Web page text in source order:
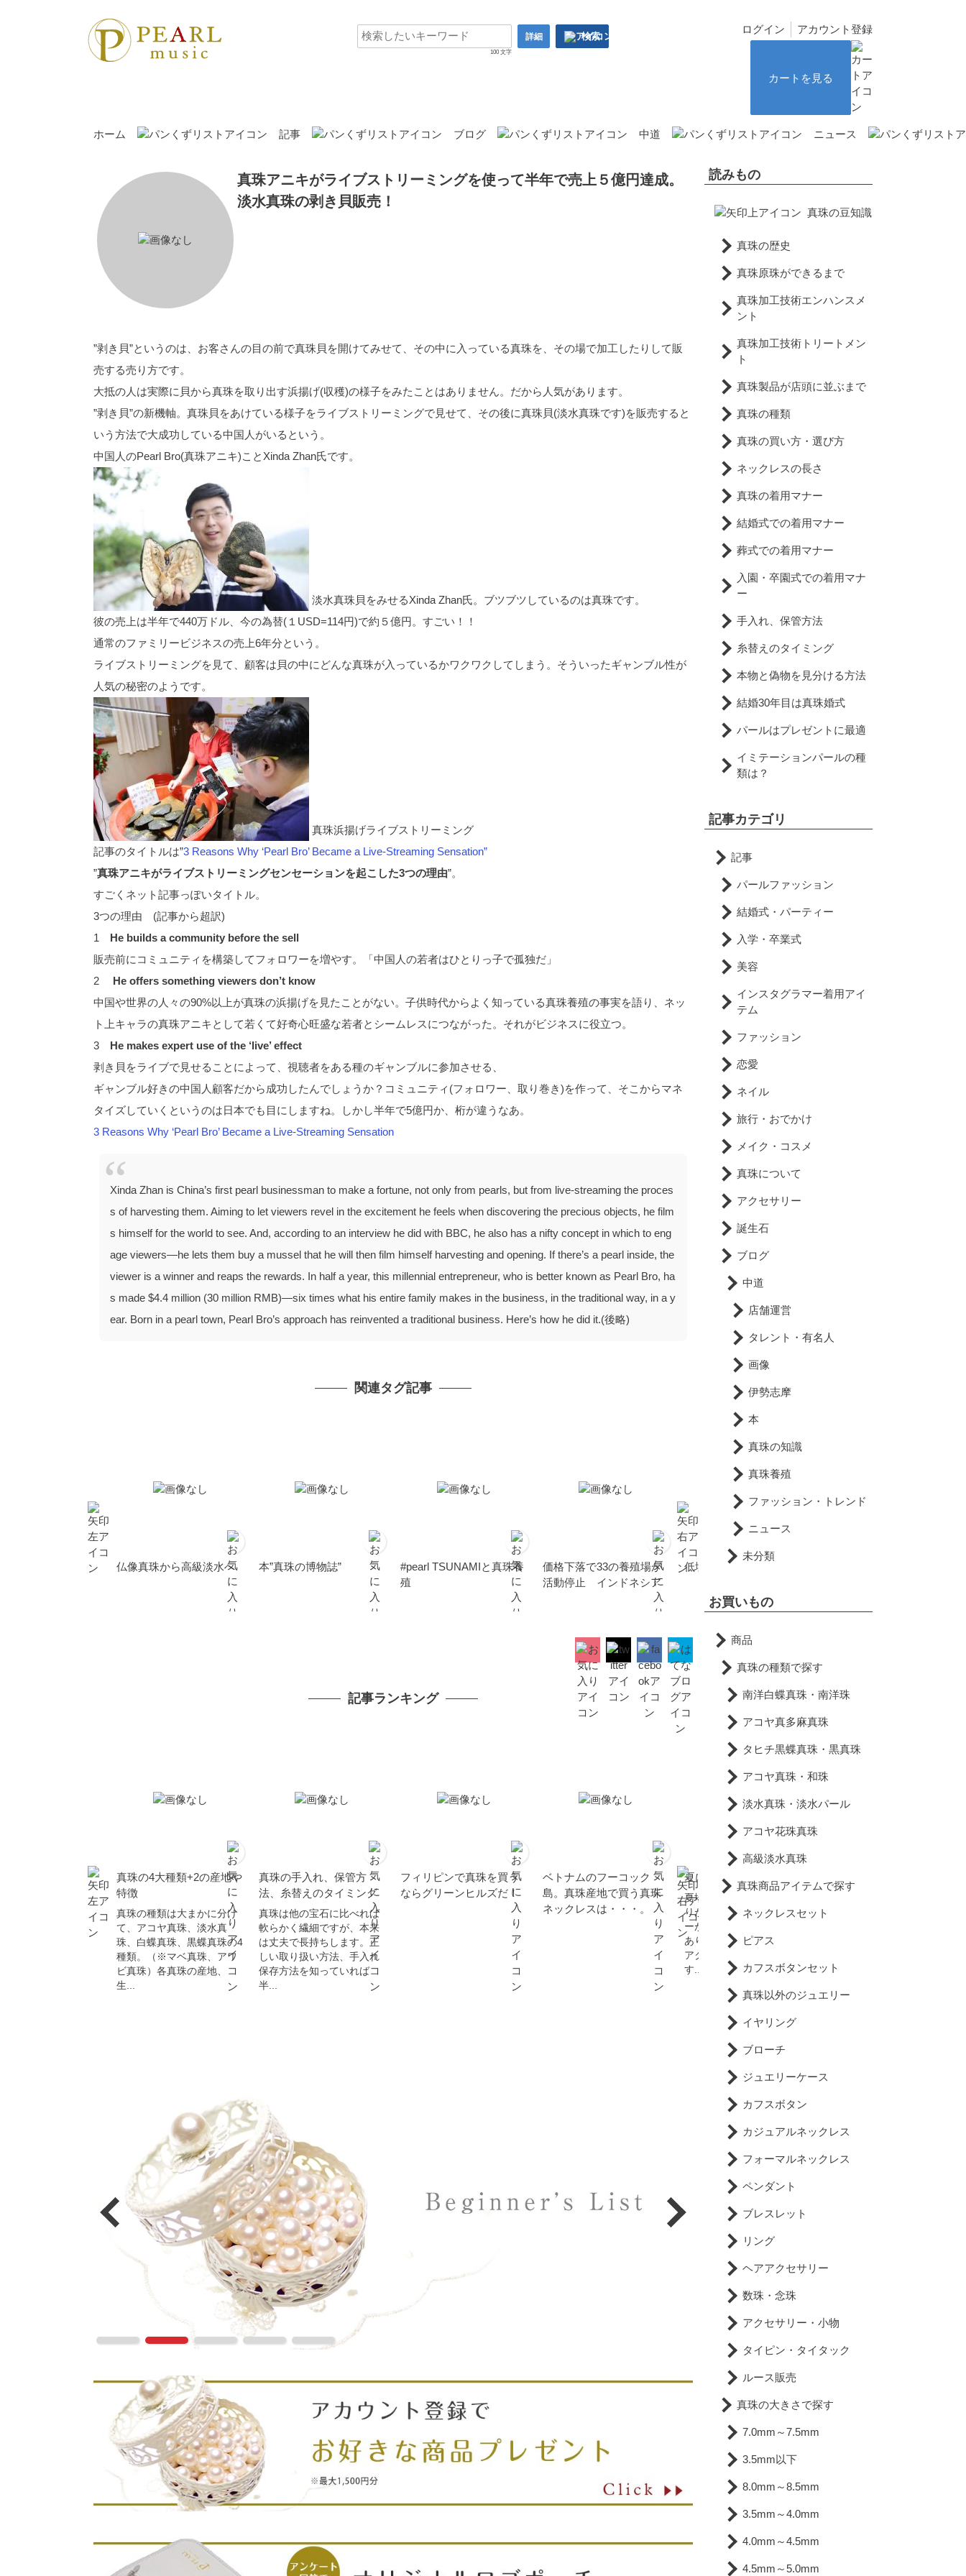
100 文字
詳細 検索
ログイン アカウント登録
カートを見る
ホーム 記事 ブログ 中道 ニュース
真珠アニキがライブストリーミングを使って半年で売上５億円達成。
淡水真珠の剥き貝販売！
”剥き貝”というのは、お客さんの目の前で真珠貝を開けてみせて、その中に入っている真珠を、その場で加工したりして販
売する売り方です。
大抵の人は実際に貝から真珠を取り出す浜揚げ(収穫)の様子をみたことはありません。だから人気があります。
”剥き貝”の新機軸。真珠貝をあけている様子をライブストリーミングで見せて、その後に真珠貝(淡水真珠です)を販売すると
いう方法で大成功している中国人がいるという。
中国人のPearl Bro(真珠アニキ)ことXinda Zhan氏です。
淡水真珠貝をみせるXinda Zhan氏。ブツブツしているのは真珠です。
彼の売上は半年で440万ドル、今の為替(１USD=114円)で約５億円。すごい！！
通常のファミリービジネスの売上6年分という。
ライブストリーミングを見て、顧客は貝の中にどんな真珠が入っているかワクワクしてしまう。そういったギャンブル性が
人気の秘密のようです。
真珠浜揚げライブストリーミング
記事のタイトルは”3 Reasons Why ‘Pearl Bro’ Became a Live-Streaming Sensation”
”真珠アニキがライブストリーミングセンセーションを起こした3つの理由”。
すごくネット記事っぽいタイトル。
3つの理由 (記事から超訳)
1 He builds a community before the sell
販売前にコミュニティを構築してフォロワーを増やす。「中国人の若者はひとりっ子で孤独だ」
2
He offers something viewers don’t know
中国や世界の人々の90%以上が真珠の浜揚げを見たことがない。子供時代からよく知っている真珠養殖の事実を語り、ネッ
ト上キャラの真珠アニキとして若くて好奇心旺盛な若者とシームレスにつながった。それがビジネスに役立つ。
3 He makes expert use of the ‘live’ effect
剥き貝をライブで見せることによって、視聴者をある種のギャンブルに参加させる、
ギャンブル好きの中国人顧客だから成功したんでしょうか？コミュニティ(フォロワー、取り巻き)を作って、そこからマネ
タイズしていくというのは日本でも目にしますね。しかし半年で5億円か、桁が違うなあ。
3 Reasons Why ‘Pearl Bro’ Became a Live-Streaming Sensation
Xinda Zhan is China’s first pearl businessman to make a fortune, not only from pearls, but from live-streaming the proces
s of harvesting them. Aiming to let viewers revel in the excitement he feels when discovering the precious objects, he film
s himself for the world to see. And, according to an interview he did with BBC, he also has a nifty concept in which to eng
age viewers—he lets them buy a mussel that he will then film himself harvesting and opening. If there’s a pearl inside, the
viewer is a winner and reaps the rewards. In half a year, this millennial entrepreneur, who is better known as Pearl Bro, ha
s made $4.4 million (30 million RMB)—six times what his entire family makes in the business, in the traditional way, in a y
ear. Born in a pearl town, Pearl Bro’s approach has reinvented a traditional business. Here’s how he did it.(後略)
関連タグ記事
仏像真珠から高級淡水へ 本”真珠の博物誌”
#pearl TSUNAMIと真珠養
殖
価格下落で33の養殖場が
活動停止 インドネシア
低塩分海水で良質真珠
記事ランキング
真珠の4大種類+2の産地や
特徴
真珠の種類は大まかに分け
て、アコヤ真珠、淡水真
珠、白蝶真珠、黒蝶真珠の4
種類。（※マベ真珠、アワ
ビ真珠）各真珠の産地、
生...
真珠の手入れ、保管方
法、糸替えのタイミング
真珠は他の宝石に比べれば
軟らかく繊細ですが、本来
は丈夫で長持ちします。正
しい取り扱い方法、手入れ
保存方法を知っていれば
半...
フィリピンで真珠を買う
ならグリーンヒルズだ！
ベトナムのフーコック
島。真珠産地で買う真珠
ネックレスは・・・。
夏に真珠をつけない理由
夏場は服装がシンプルにな
りがちなため、アクセサリ
ーが活かしやすい時期でも
あります。もちろん真珠の
アクセもバッチリなので
す...
フーコック島へ行ってき
読みもの
真珠の豆知識
真珠の歴史
真珠原珠ができるまで
真珠加工技術エンハンスメ
ント
真珠加工技術トリートメン
ト
真珠製品が店頭に並ぶまで
真珠の種類
真珠の買い方・選び方
ネックレスの長さ
真珠の着用マナー
結婚式での着用マナー
葬式での着用マナー
入園・卒園式での着用マナ
ー
手入れ、保管方法
糸替えのタイミング
本物と偽物を見分ける方法
結婚30年目は真珠婚式
パールはプレゼントに最適
イミテーションパールの種
類は？
記事カテゴリ
記事
パールファッション
結婚式・パーティー
入学・卒業式
美容
インスタグラマー着用アイ
テム
ファッション
恋愛
ネイル
旅行・おでかけ
メイク・コスメ
真珠について
アクセサリー
誕生石
ブログ
中道
店舗運営
タレント・有名人
画像
伊勢志摩
本
真珠の知識
真珠養殖
ファッション・トレンド
ニュース
未分類
お買いもの
商品
真珠の種類で探す
南洋白蝶真珠・南洋珠
アコヤ真多麻真珠
タヒチ黒蝶真珠・黒真珠
アコヤ真珠・和珠
淡水真珠・淡水パール
アコヤ花珠真珠
高級淡水真珠
真珠商品アイテムで探す
ネックレスセット
ピアス
カフスボタンセット
真珠以外のジュエリー
イヤリング
ブローチ
ジュエリーケース
カフスボタン
カジュアルネックレス
フォーマルネックレス
ペンダント
ブレスレット
リング
ヘアアクセサリー
数珠・念珠
アクセサリー・小物
タイピン・タイタック
ルース販売
真珠の大きさで探す
7.0mm～7.5mm
3.5mm以下
8.0mm～8.5mm
3.5mm～4.0mm
4.0mm～4.5mm
4.5mm～5.0mm